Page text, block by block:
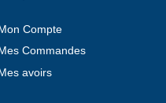
Compte
Commandes
avoirs